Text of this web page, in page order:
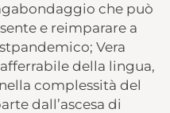
che può
e reimparare a
Vera
della lingua,
complessità del
dall’ascesa di